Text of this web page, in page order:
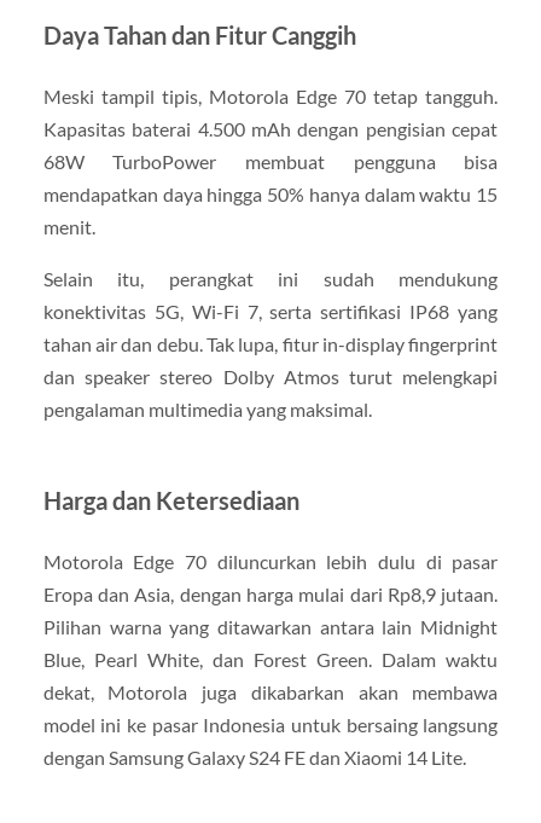
Daya Tahan dan Fitur Canggih
Meski tampil tipis, Motorola Edge 70 tetap tangguh.
Kapasitas baterai 4.500 mAh dengan pengisian cepat
68W TurboPower membuat pengguna bisa
mendapatkan daya hingga 50% hanya dalam waktu 15
menit.
Selain itu, perangkat ini sudah mendukung
konektivitas 5G, Wi-Fi 7, serta sertifikasi IP68 yang
tahan air dan debu. Tak lupa, fitur in-display fingerprint
dan speaker stereo Dolby Atmos turut melengkapi
pengalaman multimedia yang maksimal.
Harga dan Ketersediaan
Motorola Edge 70 diluncurkan lebih dulu di pasar
Eropa dan Asia, dengan harga mulai dari Rp8,9 jutaan.
Pilihan warna yang ditawarkan antara lain Midnight
Blue, Pearl White, dan Forest Green. Dalam waktu
dekat, Motorola juga dikabarkan akan membawa
model ini ke pasar Indonesia untuk bersaing langsung
dengan Samsung Galaxy S24 FE dan Xiaomi 14 Lite.